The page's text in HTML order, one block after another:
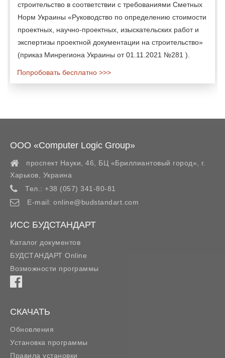
строительство в соответствии с требованиями Сметных
Норм Украины «Руководство по определению стоимости
проектных, научно-проектных, изыскательских работ и
экспертизы проектной документации на строительство»
(приказ Минрегиона Украины от 01.11.2021 №281 ).
Попробовать бесплатно >>>
ООО «Computer Logic Group»
проспект Науки, 46, БЦ «Бриллиантовый город»,
г.
Харьков
Украина
Тел.: +38 (057) 341-80-81
E-mail: online@budstandart.com
ИСС БУДСТАНДАРТ
Каталог документов
БУДСТАНДАРТ Online
Возможности программы
СКАЧАТЬ
Обновления
Установка программы
Правила установки